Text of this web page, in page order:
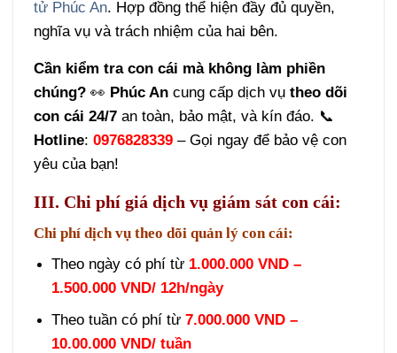
tử Phúc An. Hợp đồng thể hiện đầy đủ quyền,
nghĩa vụ và trách nhiệm của hai bên.
Cần kiểm tra con cái mà không làm phiền
chúng? 👀 Phúc An cung cấp dịch vụtheo dõi
con cái 24/7 an toàn, bảo mật, và kín đáo. 📞
Hotline:0976828339 – Gọi ngay để bảo vệ con
yêu của bạn!
III. Chi phí giá dịch vụ giám sát con cái:
Chi phí dịch vụ theo dõi quản lý con cái:
Theo ngày có phí từ 1.000.000 VND –
1.500.000 VND/ 12h/ngày
Theo tuần có phí từ 7.000.000 VND –
10.00.000 VND/ tuần